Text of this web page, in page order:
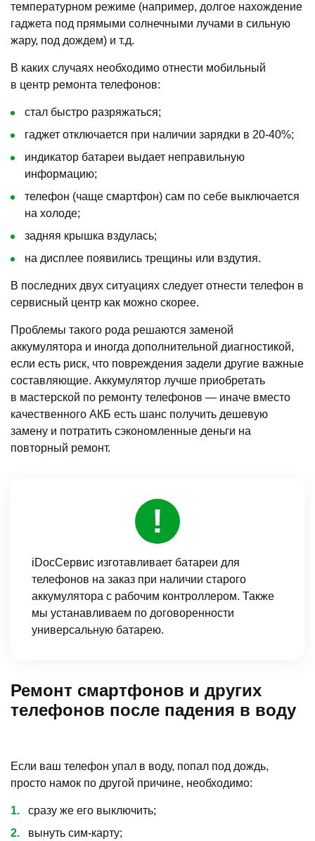
температурном режиме (например, долгое нахождение
гаджета под прямыми солнечными лучами в сильную
жару, под дождем) и т.д.
В каких случаях необходимо отнести мобильный
в центр ремонта телефонов:
стал быстро разряжаться;
гаджет отключается при наличии зарядки в 20-40%;
индикатор батареи выдает неправильную
информацию;
телефон (чаще смартфон) сам по себе выключается
на холоде;
задняя крышка вздулась;
на дисплее появились трещины или вздутия.
В последних двух ситуациях следует отнести телефон в
сервисный центр как можно скорее.
Проблемы такого рода решаются заменой
аккумулятора и иногда дополнительной диагностикой,
если есть риск, что повреждения задели другие важные
составляющие. Аккумулятор лучше приобретать
в мастерской по ремонту телефонов — иначе вместо
качественного АКБ есть шанс получить дешевую
замену и потратить сэкономленные деньги на
повторный ремонт.
iDocСервис изготавливает батареи для
телефонов на заказ при наличии старого
аккумулятора с рабочим контроллером. Также
мы устанавливаем по договоренности
универсальную батарею.
Ремонт смартфонов и других
телефонов после падения в воду
Если ваш телефон упал в воду, попал под дождь,
просто намок по другой причине, необходимо:
сразу же его выключить;
вынуть сим-карту;